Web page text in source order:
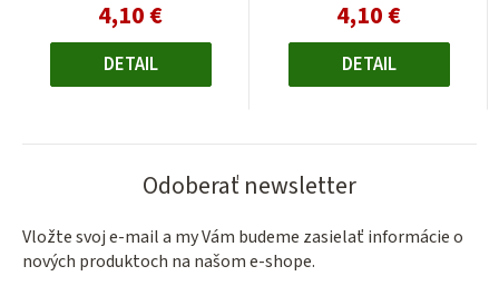
4,10 €
DETAIL
4,10 €
DETAIL
Odoberať newsletter
Vložte svoj e-mail a my Vám budeme zasielať informácie o
nových produktoch na našom e-shope.